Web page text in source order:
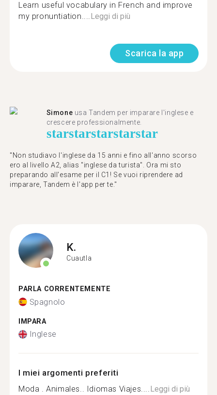
Learn useful vocabulary in French and improve
my pronuntiation....Leggi di più
Scarica la app
Simone usa Tandem per imparare l'inglese e
crescere professionalmente.
starstarstarstarstar
"Non studiavo l'inglese da 15 anni e fino all'anno scorso
ero al livello A2, alias "inglese da turista". Ora mi sto
preparando all'esame per il C1! Se vuoi riprendere ad
imparare, Tandem è l'app per te."
K.
Cuautla
PARLA CORRENTEMENTE
Spagnolo
IMPARA
Inglese
I miei argomenti preferiti
Moda . Animales.. Idiomas Viajes....Leggi di più